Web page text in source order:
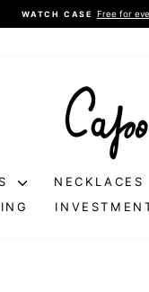
WATCH CASE Free for
NECKLACES